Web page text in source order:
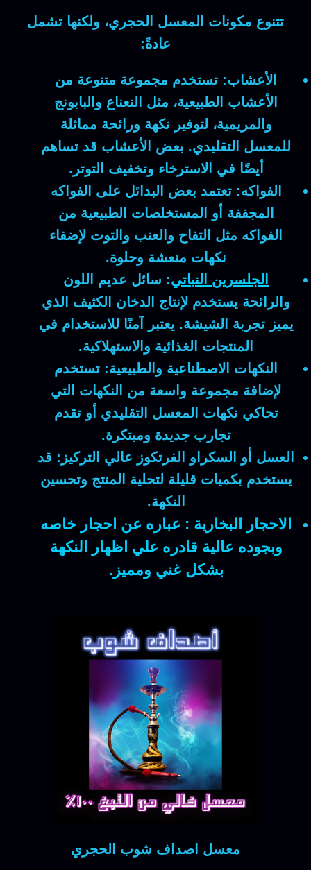
تتنوع مكونات المعسل الحجري، ولكنها تشمل
عادةً:
الأعشاب: تستخدم مجموعة متنوعة من
الأعشاب الطبيعية، مثل النعناع والبابونج
والمريمية، لتوفير نكهة ورائحة مماثلة
للمعسل التقليدي. بعض الأعشاب قد تساهم
أيضًا في الاسترخاء وتخفيف التوتر.
الفواكه: تعتمد بعض البدائل على الفواكه
المجففة أو المستخلصات الطبيعية من
الفواكه مثل التفاح والعنب والتوت لإضفاء
نكهات منعشة وحلوة.
الجلسرين النباتي: سائل عديم اللون
والرائحة يستخدم لإنتاج الدخان الكثيف الذي
يميز تجربة الشيشة. يعتبر آمنًا للاستخدام في
المنتجات الغذائية والاستهلاكية.
النكهات الاصطناعية والطبيعية: تستخدم
لإضافة مجموعة واسعة من النكهات التي
تحاكي نكهات المعسل التقليدي أو تقدم
تجارب جديدة ومبتكرة.
العسل أو السكراو الفرتكوز عالي التركيز: قد
يستخدم بكميات قليلة لتحلية المنتج وتحسين
النكهة.
الاحجار البخارية : عباره عن احجار خاصه
وبجوده عالية قادره علي اظهار النكهة
بشكل غني ومميز.
معسل اصداف شوب الحجري